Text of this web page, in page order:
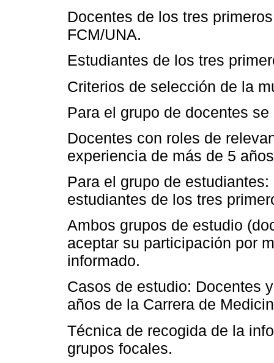
Docentes de los tres
FCM/UNA.
Estudiantes de los tres
Criterios de selección de la
Para el grupo de docentes
Docentes con roles de
experiencia de más de 5
Para el grupo de
estudiantes de los tres
Ambos grupos de estudio
aceptar su participación por
informado.
Casos de estudio: Docentes
años de la Carrera de
Técnica de recogida de la
grupos focales.